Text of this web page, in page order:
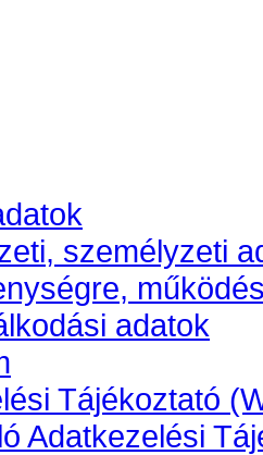
személyzeti
adatok
Tájékoztató
Adatkezelési